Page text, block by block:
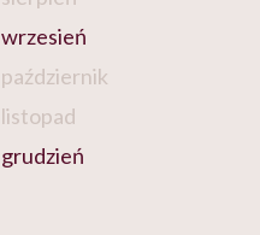
wrzesień
październik
listopad
grudzień